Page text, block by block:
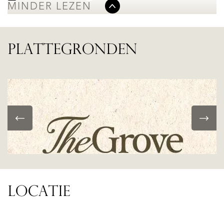
MINDER LEZEN
PLATTEGRONDEN
LOCATIE